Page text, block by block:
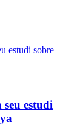
estudi